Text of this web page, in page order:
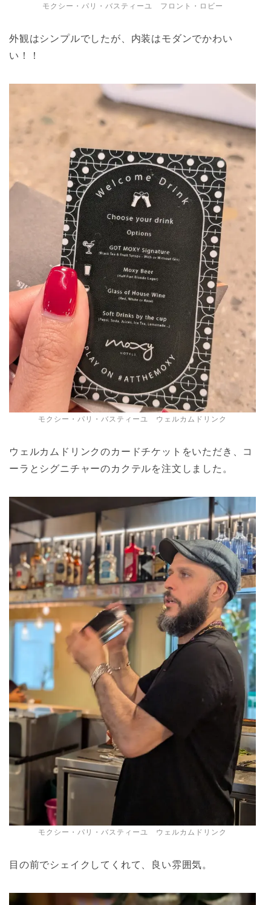
モクシー・パリ・バスティーユ フロント・ロビー
外観はシンプルでしたが、内装はモダンでかわい
い！！
モクシー・パリ・バスティーユ ウェルカムドリンク
ウェルカムドリンクのカードチケットをいただき、コ
ーラとシグニチャーのカクテルを注文しました。
モクシー・パリ・バスティーユ ウェルカムドリンク
目の前でシェイクしてくれて、良い雰囲気。